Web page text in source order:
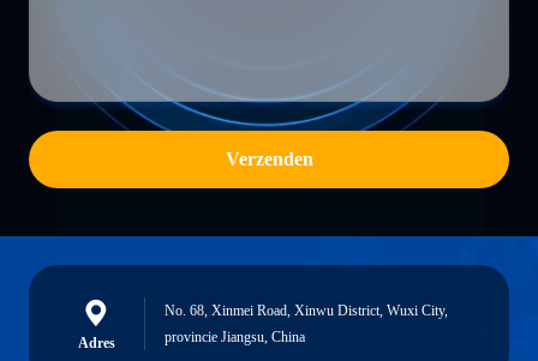
Verzenden
Adres
No. 68, Xinmei Road, Xinwu District, Wuxi City,
provincie Jiangsu, China